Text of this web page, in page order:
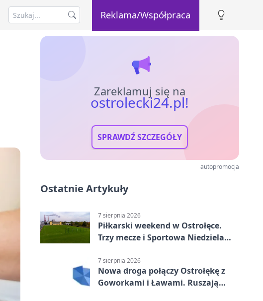
Reklama/Współpraca
Zareklamuj się na
ostrolecki24.pl!
SPRAWDŹ SZCZEGÓŁY
autopromocja
Ostatnie Artykuły
7 sierpnia 2026
Piłkarski weekend w Ostrołęce.
Trzy mecze i Sportowa Niedziela
7 sierpnia 2026
Nowa droga połączy Ostrołękę z
Goworkami i Ławami. Ruszają